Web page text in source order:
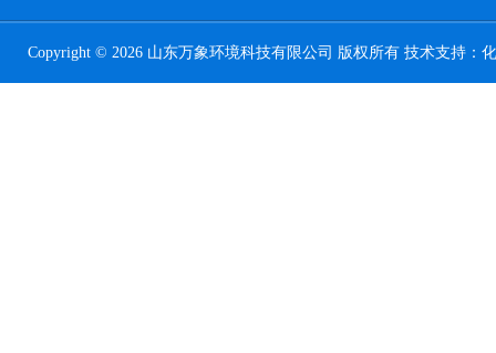
Copyright © 2026 山东万象环境科技有限公司 版权所有 技术支持：